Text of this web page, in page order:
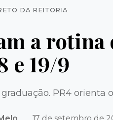
Categorias
DA REITORIA
a rotina
e 19/9
PR4 orienta
17 de setembro de